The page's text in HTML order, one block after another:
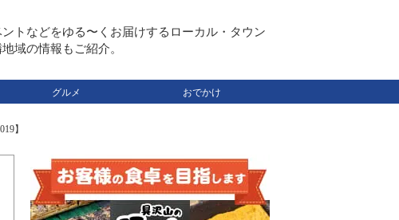
トなどをゆる〜くお届けするローカル・タウン
域の情報もご紹介。
グルメ おでかけ
】